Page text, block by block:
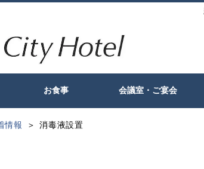
お食事 会議室・ご宴会
情報 消毒液設置